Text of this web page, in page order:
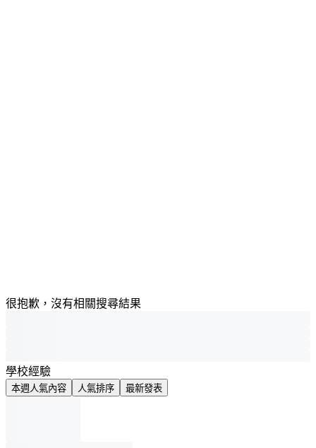
很抱歉，沒有相關搜尋結果
學校經驗
本週人氣內容 人氣排序 最新發表